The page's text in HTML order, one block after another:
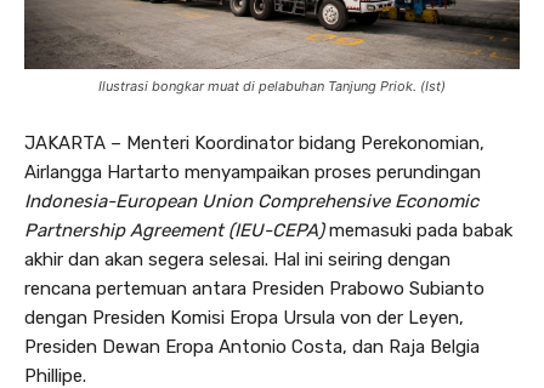
Ilustrasi bongkar muat di pelabuhan Tanjung Priok. (Ist)
JAKARTA – Menteri Koordinator bidang Perekonomian,
Airlangga Hartarto menyampaikan proses perundingan
Indonesia-European Union Comprehensive Economic
Partnership Agreement (IEU-CEPA)memasuki pada babak
akhir dan akan segera selesai. Hal ini seiring dengan
rencana pertemuan antara Presiden Prabowo Subianto
dengan Presiden Komisi Eropa Ursula von der Leyen,
Presiden Dewan Eropa Antonio Costa, dan Raja Belgia
Phillipe.